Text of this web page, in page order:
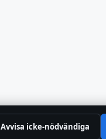
Avvisa icke-nödvändiga